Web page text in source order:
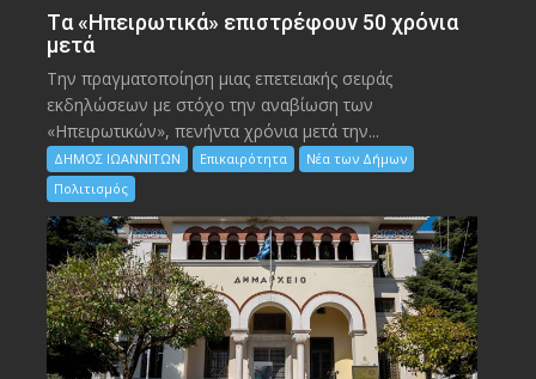
Tα «Ηπειρωτικά» επιστρέφουν 50 χρόνια
μετά
Την πραγματοποίηση μιας επετειακής σειράς
εκδηλώσεων με στόχο την αναβίωση των
«Ηπειρωτικών», πενήντα χρόνια μετά την...
ΔΗΜΟΣ ΙΩΑΝΝΙΤΩΝ Επικαιρότητα
Νέα των Δήμων
Πολιτισμός